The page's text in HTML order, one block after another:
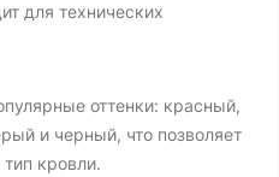
для технических
оттенки: красный,
и черный, что позволяет
кровли.